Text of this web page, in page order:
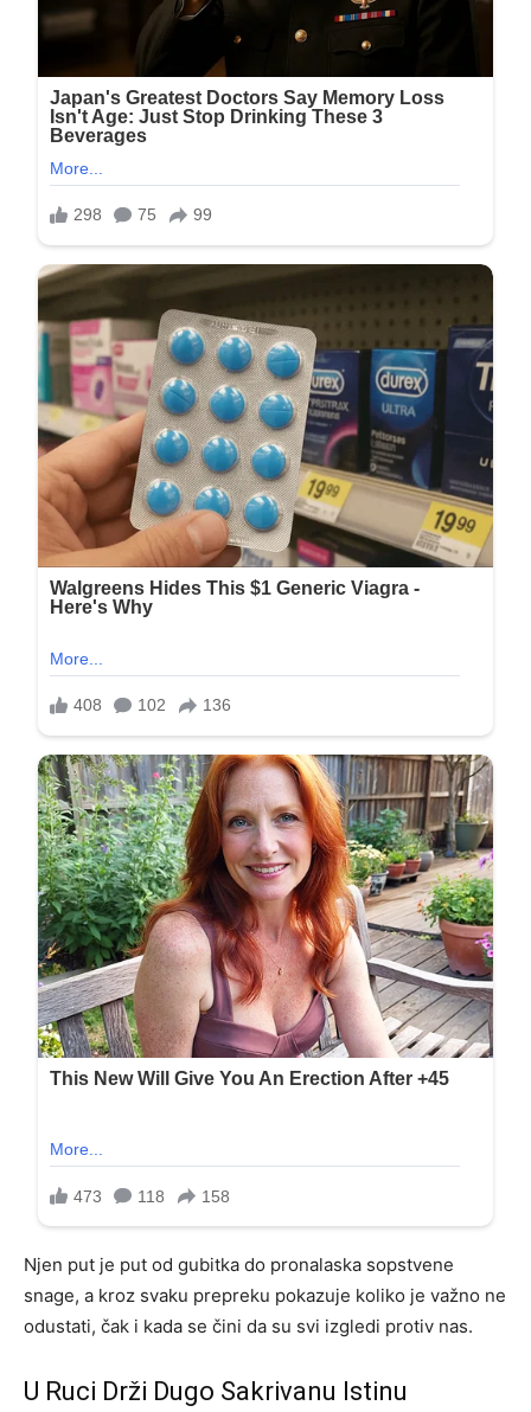
Njen put je put od gubitka do pronalaska sopstvene
snage, a kroz svaku prepreku pokazuje koliko je važno ne
odustati, čak i kada se čini da su svi izgledi protiv nas.
U Ruci Drži Dugo Sakrivanu Istinu